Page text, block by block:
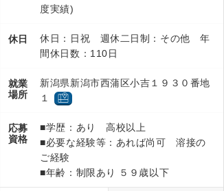
度実績)
休日
休日：日祝 週休二日制：その他 年
間休日数：110日
就業
場所
新潟県新潟市西蒲区小吉１９３０番地
１
応募
資格
■学歴：あり 高校以上
■必要な経験等：あれば尚可 溶接の
ご経験
■年齢：制限あり ５９歳以下